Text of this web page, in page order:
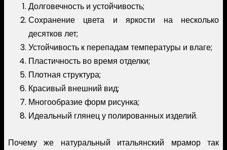
Долговечность и устойчивость;
Сохранение цвета и яркости на несколько
десятков лет;
Устойчивость к перепадам температуры и влаге;
Пластичность во время отделки;
Плотная структура;
Красивый внешний вид;
Многообразие форм рисунка;
Идеальный глянец у полированных изделий.
Почему же натуральный итальянский мрамор так